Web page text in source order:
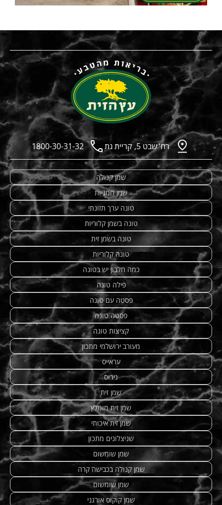
רח’ שבט 5, קריית גת 1800-30-31-32
שמן קנולה
שמן חמניות
טונה ערך תזונתי
טונה בשמן קלוריות
טונה בשמן זית
טונה קלוריות
כמה חלבון יש בטונה
פילה טונה
פסטה עם טונה
פסטה טונה
קציצות טונה
מעורב ירושלמי מתכון
עראייס
גירוס
שמן זית
שמן זית מומלץ
שמן זית איכותי
שניצלונים מתכון
שמן שומשום
שמן קנולה בכבישה קרה
שמן שומשום
שמן קוקוס אורגני